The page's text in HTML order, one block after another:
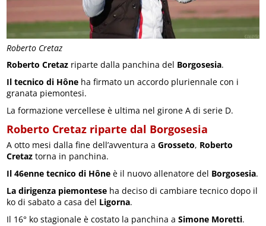
Roberto Cretaz
Roberto Cretaz riparte dalla panchina del Borgosesia.
Il tecnico di Hône ha firmato un accordo pluriennale con i
granata piemontesi.
La formazione vercellese è ultima nel girone A di serie D.
Roberto Cretaz riparte dal Borgosesia
A otto mesi dalla fine dell’avventura aGrosseto, Roberto
Cretaz torna in panchina.
Il 46enne tecnico di Hône è il nuovo allenatore del Borgosesia.
La dirigenza piemontese ha deciso di cambiare tecnico dopo il
ko di sabato a casa del Ligorna.
Il 16° ko stagionale è costato la panchina aSimone Moretti.